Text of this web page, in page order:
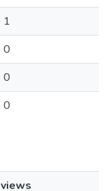
1
0
0
0
views